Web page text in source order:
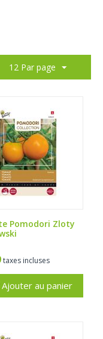
12 Par page
Pomodori Zloty
taxes incluses
Ajouter au panier